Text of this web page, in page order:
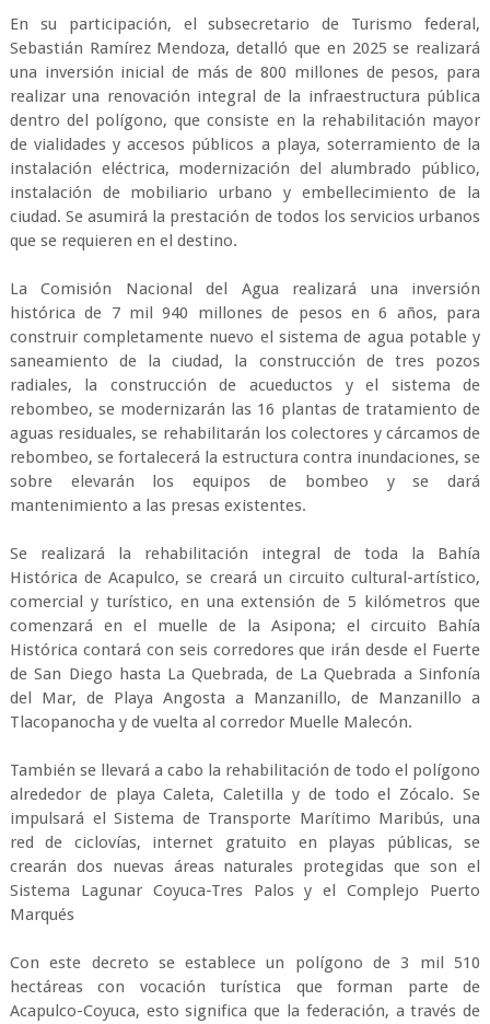
En su participación, el subsecretario de Turismo federal,
Sebastián Ramírez Mendoza, detalló que en 2025 se realizará
una inversión inicial de más de 800 millones de pesos, para
realizar una renovación integral de la infraestructura pública
dentro del polígono, que consiste en la rehabilitación mayor
de vialidades y accesos públicos a playa, soterramiento de la
instalación eléctrica, modernización del alumbrado público,
instalación de mobiliario urbano y embellecimiento de la
ciudad. Se asumirá la prestación de todos los servicios urbanos
que se requieren en el destino.
La Comisión Nacional del Agua realizará una inversión
histórica de 7 mil 940 millones de pesos en 6 años, para
construir completamente nuevo el sistema de agua potable y
saneamiento de la ciudad, la construcción de tres pozos
radiales, la construcción de acueductos y el sistema de
rebombeo, se modernizarán las 16 plantas de tratamiento de
aguas residuales, se rehabilitarán los colectores y cárcamos de
rebombeo, se fortalecerá la estructura contra inundaciones, se
sobre elevarán los equipos de bombeo y se dará
mantenimiento a las presas existentes.
Se realizará la rehabilitación integral de toda la Bahía
Histórica de Acapulco, se creará un circuito cultural-artístico,
comercial y turístico, en una extensión de 5 kilómetros que
comenzará en el muelle de la Asipona; el circuito Bahía
Histórica contará con seis corredores que irán desde el Fuerte
de San Diego hasta La Quebrada, de La Quebrada a Sinfonía
del Mar, de Playa Angosta a Manzanillo, de Manzanillo a
Tlacopanocha y de vuelta al corredor Muelle Malecón.
También se llevará a cabo la rehabilitación de todo el polígono
alrededor de playa Caleta, Caletilla y de todo el Zócalo. Se
impulsará el Sistema de Transporte Marítimo Maribús, una
red de ciclovías, internet gratuito en playas públicas, se
crearán dos nuevas áreas naturales protegidas que son el
Sistema Lagunar Coyuca-Tres Palos y el Complejo Puerto
Marqués
Con este decreto se establece un polígono de 3 mil 510
hectáreas con vocación turística que forman parte de
Acapulco-Coyuca, esto significa que la federación, a través de